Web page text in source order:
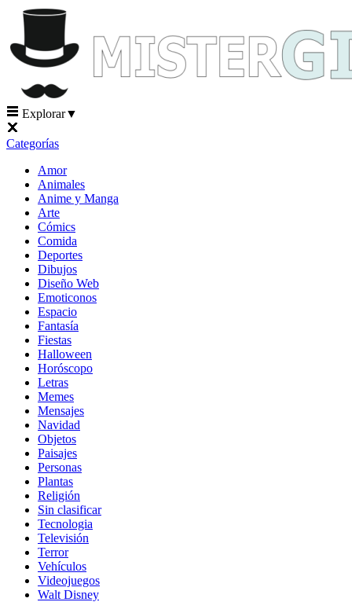
Explorar▼
Categorías
Amor
Animales
Anime y Manga
Arte
Cómics
Comida
Deportes
Dibujos
Diseño Web
Emoticonos
Espacio
Fantasía
Fiestas
Halloween
Horóscopo
Letras
Memes
Mensajes
Navidad
Objetos
Paisajes
Personas
Plantas
Religión
Sin clasificar
Tecnologia
Televisión
Terror
Vehículos
Videojuegos
Walt Disney